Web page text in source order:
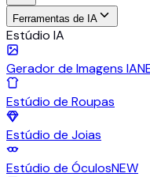
Ferramentas de IA
Estúdio IA
Gerador de Imagens IA
Estúdio de Roupas
Estúdio de Joias
Estúdio de ÓculosNEW